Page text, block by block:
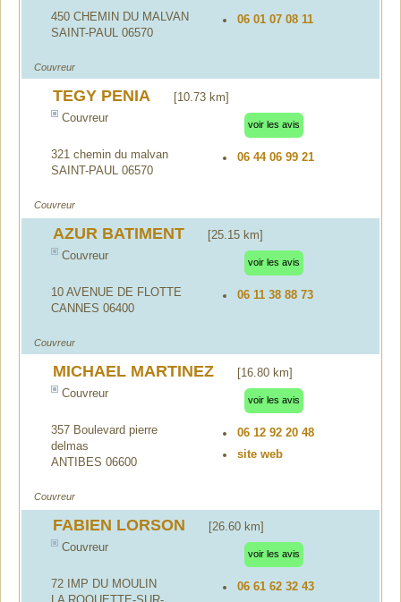
450 CHEMIN DU MALVAN
SAINT-PAUL 06570
06 01 07 08 11
Couvreur
TEGY PENIA [10.73 km]
voir les avis
Couvreur
321 chemin du malvan
SAINT-PAUL 06570
06 44 06 99 21
Couvreur
AZUR BATIMENT [25.15 km]
voir les avis
Couvreur
10 AVENUE DE FLOTTE
CANNES 06400
06 11 38 88 73
Couvreur
MICHAEL MARTINEZ [16.80 km]
voir les avis
Couvreur
357 Boulevard pierre
delmas
ANTIBES 06600
06 12 92 20 48
site web
Couvreur
FABIEN LORSON [26.60 km]
voir les avis
Couvreur
72 IMP DU MOULIN
06 61 62 32 43